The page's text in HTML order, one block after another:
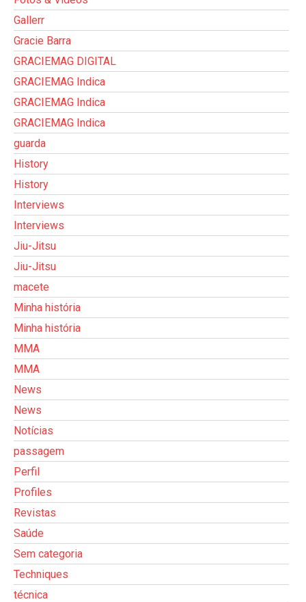
Gallerr
Gracie Barra
GRACIEMAG DIGITAL
GRACIEMAG Indica
GRACIEMAG Indica
GRACIEMAG Indica
guarda
History
History
Interviews
Interviews
Jiu-Jitsu
Jiu-Jitsu
macete
Minha história
Minha história
MMA
MMA
News
News
Notícias
passagem
Perfil
Profiles
Revistas
Saúde
Sem categoria
Techniques
técnica